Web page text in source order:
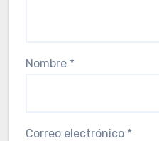
Nombre *
Correo electrónico *